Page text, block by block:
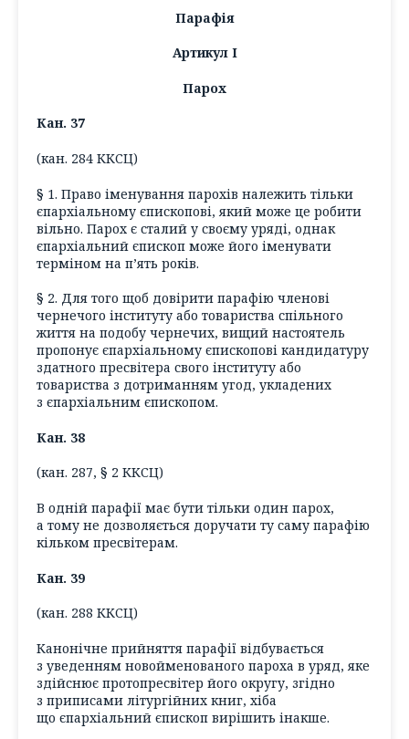
Парафія
Артикул І
Парох
Кан. 37
(кан. 284 ККСЦ)
§ 1. Право іменування парохів належить тільки
єпархіальному єпископові, який може це робити
вільно. Парох є сталий у своєму уряді, однак
єпархіальний єпископ може його іменувати
терміном на п’ять років.
§ 2. Для того щоб довірити парафію членові
чернечого інституту або товариства спільного
життя на подобу чернечих, вищий настоятель
пропонує єпархіальному єпископові кандидатуру
здатного пресвітера свого інституту або
товариства з дотриманням угод, укладених
з єпархіальним єпископом.
Кан. 38
(кан. 287, § 2 ККСЦ)
В одній парафії має бути тільки один парох,
а тому не дозволяється доручати ту саму парафію
кільком пресвітерам.
Кан. 39
(кан. 288 ККСЦ)
Канонічне прийняття парафії відбувається
з уведенням новойменованого пароха в уряд, яке
здійснює протопресвітер його округу, згідно
з приписами літургійних книг, хіба
що єпархіальний єпископ вирішить інакше.